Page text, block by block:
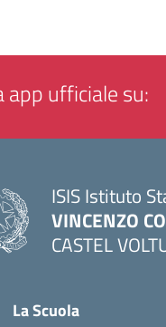
app ufficiale su:
ISIS Istituto
VINCENZO
CASTEL
La Scuola